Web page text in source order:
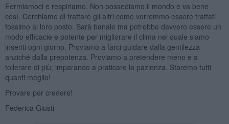
Fermiamoci e respiriamo. Non possediamo il mondo e va bene
così. Cerchiamo di trattare gli altri come vorremmo essere trattati
fossimo al loro posto. Sarà banale ma potrebbe davvero essere un
modo efficacie e potente per migliorare il clima nel quale siamo
inseriti ogni giorno. Proviamo a farci guidare dalla gentilezza
anziché dalla prepotenza. Proviamo a pretendere meno e a
tollerare di più, imparando a praticare la pazienza. Staremo tutti
quanti meglio!
Provare per credere!
Federica Giusti